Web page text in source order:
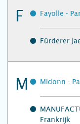
F Fayolle -
Fürderer
M Midonn -
Frankrijk